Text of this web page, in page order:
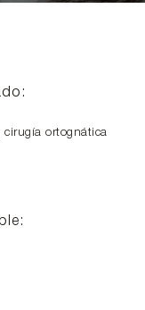
cirugía ortognática